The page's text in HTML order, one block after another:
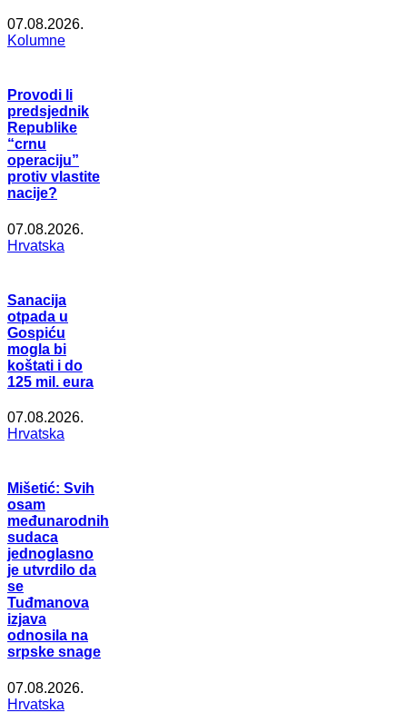
07.08.2026.
Kolumne
Provodi li
predsjednik
Republike
“crnu
operaciju”
protiv vlastite
nacije?
07.08.2026.
Hrvatska
Sanacija
otpada u
Gospiću
mogla bi
koštati i do
125 mil. eura
07.08.2026.
Hrvatska
Mišetić: Svih
osam
međunarodnih
sudaca
jednoglasno
je utvrdilo da
se
Tuđmanova
izjava
odnosila na
srpske snage
07.08.2026.
Hrvatska